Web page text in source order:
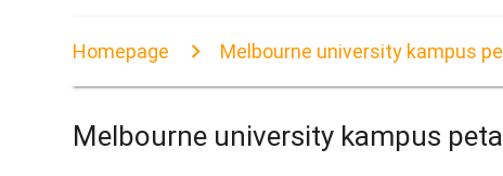
Homepage Melbourne university kampus
Melbourne university kampus peta